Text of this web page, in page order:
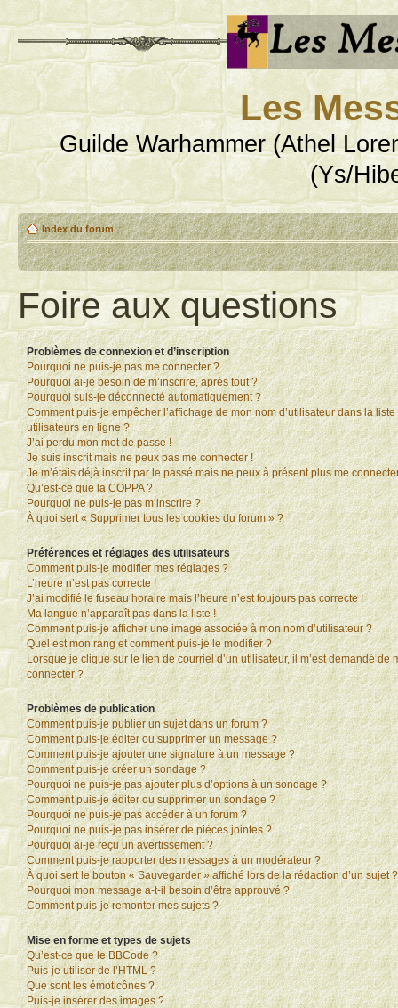
Les
Guilde Warhammer (Athel
(Ys/
Index du forum
Foire aux questions
Problèmes de connexion et d’inscription
Pourquoi ne puis-je pas me connecter ?
Pourquoi ai-je besoin de m’inscrire, après tout ?
Pourquoi suis-je déconnecté automatiquement ?
Comment puis-je empêcher l’affichage de mon nom d’utilisateur dans la liste
utilisateurs en ligne ?
J’ai perdu mon mot de passe !
Je suis inscrit mais ne peux pas me connecter !
Je m’étais déjà inscrit par le passé mais ne peux à présent plus me
Qu’est-ce que la COPPA ?
Pourquoi ne puis-je pas m’inscrire ?
À quoi sert « Supprimer tous les cookies du forum » ?
Préférences et réglages des utilisateurs
Comment puis-je modifier mes réglages ?
L’heure n’est pas correcte !
J’ai modifié le fuseau horaire mais l’heure n’est toujours pas correcte !
Ma langue n’apparaît pas dans la liste !
Comment puis-je afficher une image associée à mon nom d’utilisateur ?
Quel est mon rang et comment puis-je le modifier ?
Lorsque je clique sur le lien de courriel d’un utilisateur, il m’est demandé de
connecter ?
Problèmes de publication
Comment puis-je publier un sujet dans un forum ?
Comment puis-je éditer ou supprimer un message ?
Comment puis-je ajouter une signature à un message ?
Comment puis-je créer un sondage ?
Pourquoi ne puis-je pas ajouter plus d’options à un sondage ?
Comment puis-je éditer ou supprimer un sondage ?
Pourquoi ne puis-je pas accéder à un forum ?
Pourquoi ne puis-je pas insérer de pièces jointes ?
Pourquoi ai-je reçu un avertissement ?
Comment puis-je rapporter des messages à un modérateur ?
À quoi sert le bouton « Sauvegarder » affiché lors de la rédaction d’un sujet ?
Pourquoi mon message a-t-il besoin d’être approuvé ?
Comment puis-je remonter mes sujets ?
Mise en forme et types de sujets
Qu’est-ce que le BBCode ?
Puis-je utiliser de l’HTML ?
Que sont les émoticônes ?
Puis-je insérer des images ?